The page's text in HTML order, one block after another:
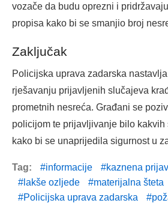
vozače da budu oprezni i
propisa kako bi se smanjio broj
Zaključak
Policijska uprava zadarska
rješavanju prijavljenih slučajeva
prometnih nesreća. Građani se
policijom te prijavljivanje bilo kakvih
kako bi se unaprijedila sigurnost u
Tag: informacije kaznena
lakše ozljede
materijalna šteta
Policijska uprava zadarska